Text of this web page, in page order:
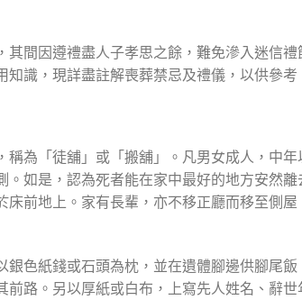
間因遵禮盡人子孝思之餘，難免滲入迷信
識，現詳盡註解喪葬禁忌及禮儀，以供參考
為「徒舖」或「搬舖」。凡男女成人，中
如是，認為死者能在家中最好的地方安然
前地上。家有長輩，亦不移正廳而移至側
色紙錢或石頭為枕，並在遺體腳邊供腳尾
路。另以厚紙或白布，上寫先人姓名、辭